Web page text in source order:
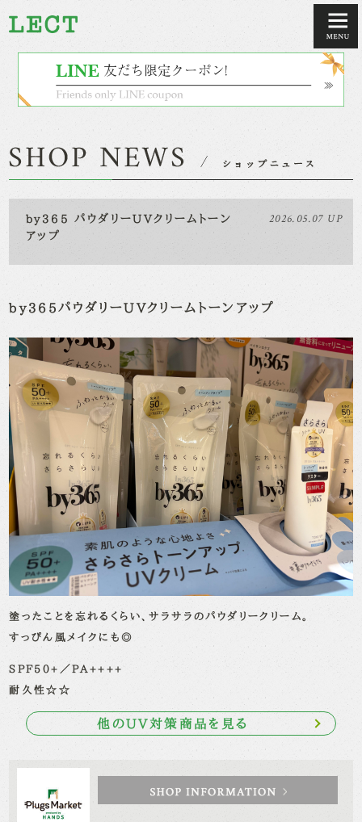
by365 パウダリーUVクリームトーン
アップ
2026.05.07 UP
by365パウダリーUVクリームトーンアップ
塗ったことを忘れるくらい、サラサラのパウダリークリーム。
すっぴん風メイクにも◎
SPF50+／PA++++
耐久性☆☆
他のUV対策商品を見る